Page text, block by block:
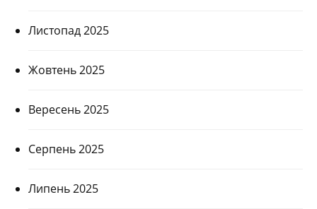
Листопад 2025
Жовтень 2025
Вересень 2025
Серпень 2025
Липень 2025